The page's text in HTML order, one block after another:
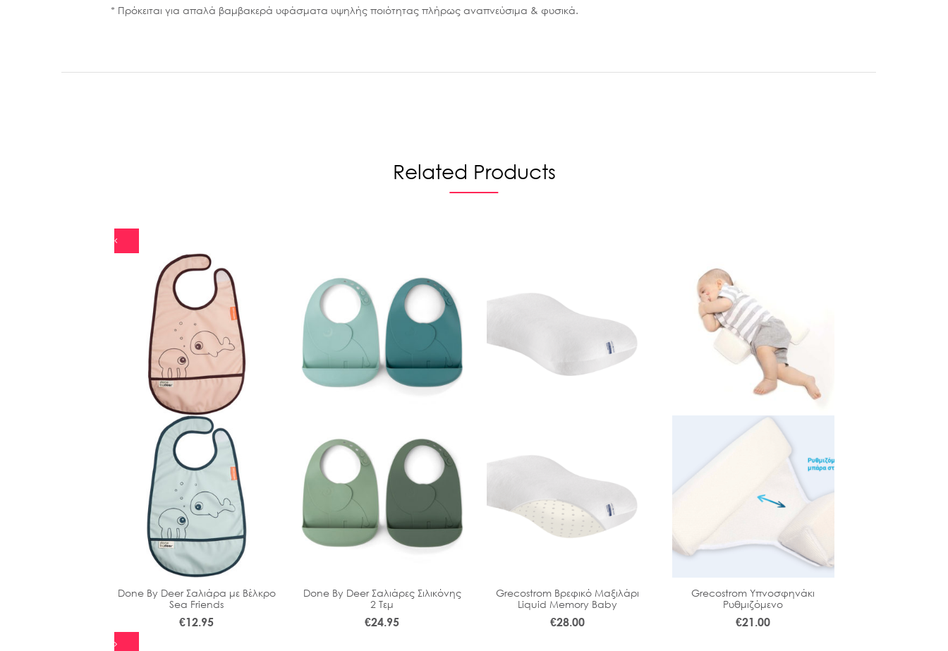
* Πρόκειται για απαλά βαμβακερά υφάσματα υψηλής ποιότητας πλήρως αναπνεύσιμα & φυσικά.
Related Products
Done By Deer Σαλιάρα με Βέλκρο
Sea Friends
€12.95
Done By Deer Σαλιάρες Σιλικόνης
2 Τεμ
€24.95
Grecostrom Βρεφικό Μαξιλάρι
Liquid Memory Baby
€28.00
Grecostrom Υπνοσφηνάκι
Ρυθμιζόμενο
€21.00